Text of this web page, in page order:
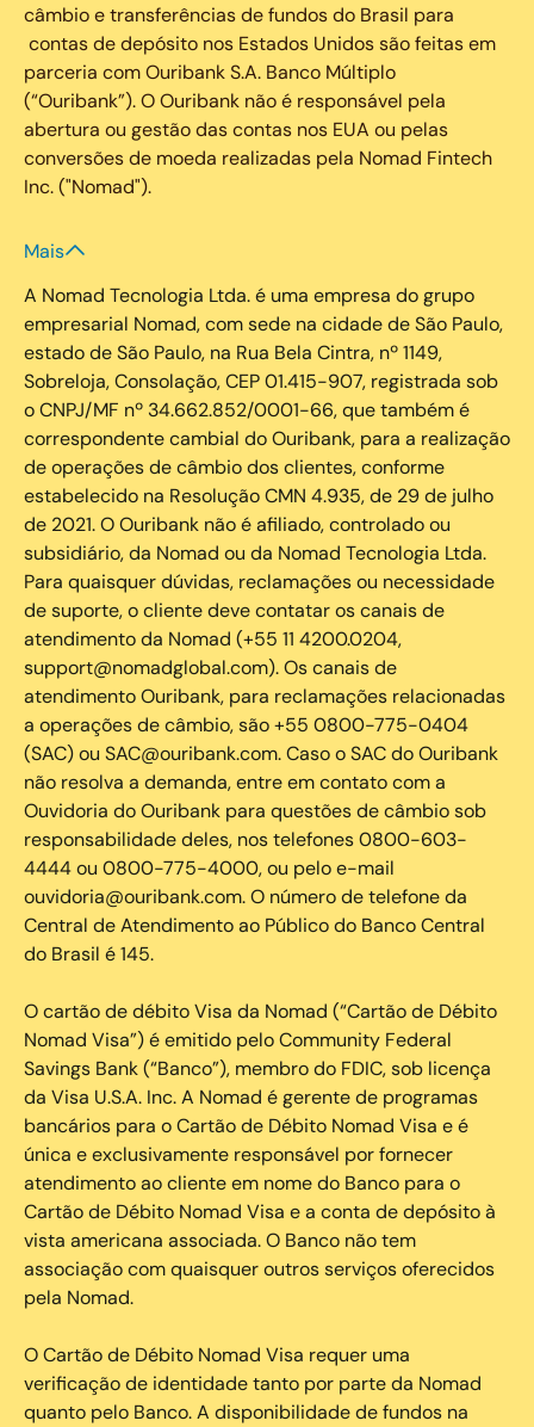
câmbio e transferências de fundos do Brasil para
contas de depósito nos Estados Unidos são feitas em
parceria com Ouribank S.A. Banco Múltiplo
(“Ouribank”). O Ouribank não é responsável pela
abertura ou gestão das contas nos EUA ou pelas
conversões de moeda realizadas pela Nomad Fintech
Inc. ("Nomad").
Mais
A Nomad Tecnologia Ltda. é uma empresa do grupo
empresarial Nomad, com sede na cidade de São Paulo,
estado de São Paulo, na Rua Bela Cintra, nº 1149,
Sobreloja, Consolação, CEP 01.415-907, registrada sob
o CNPJ/MF nº 34.662.852/0001-66, que também é
correspondente cambial do Ouribank, para a realização
de operações de câmbio dos clientes, conforme
estabelecido na Resolução CMN 4.935, de 29 de julho
de 2021. O Ouribank não é afiliado, controlado ou
subsidiário, da Nomad ou da Nomad Tecnologia Ltda.
Para quaisquer dúvidas, reclamações ou necessidade
de suporte, o cliente deve contatar os canais de
atendimento da Nomad (+55 11 4200.0204,
support@nomadglobal.com). Os canais de
atendimento Ouribank, para reclamações relacionadas
a operações de câmbio, são +55 0800-775-0404
(SAC) ou SAC@ouribank.com. Caso o SAC do Ouribank
não resolva a demanda, entre em contato com a
Ouvidoria do Ouribank para questões de câmbio sob
responsabilidade deles, nos telefones 0800-603-
4444 ou 0800-775-4000, ou pelo e-mail
ouvidoria@ouribank.com. O número de telefone da
Central de Atendimento ao Público do Banco Central
do Brasil é 145.
O cartão de débito Visa da Nomad (“Cartão de Débito
Nomad Visa”) é emitido pelo Community Federal
Savings Bank (“Banco”), membro do FDIC, sob licença
da Visa U.S.A. Inc. A Nomad é gerente de programas
bancários para o Cartão de Débito Nomad Visa e é
única e exclusivamente responsável por fornecer
atendimento ao cliente em nome do Banco para o
Cartão de Débito Nomad Visa e a conta de depósito à
vista americana associada. O Banco não tem
associação com quaisquer outros serviços oferecidos
pela Nomad.
O Cartão de Débito Nomad Visa requer uma
verificação de identidade tanto por parte da Nomad
quanto pelo Banco. A disponibilidade de fundos na